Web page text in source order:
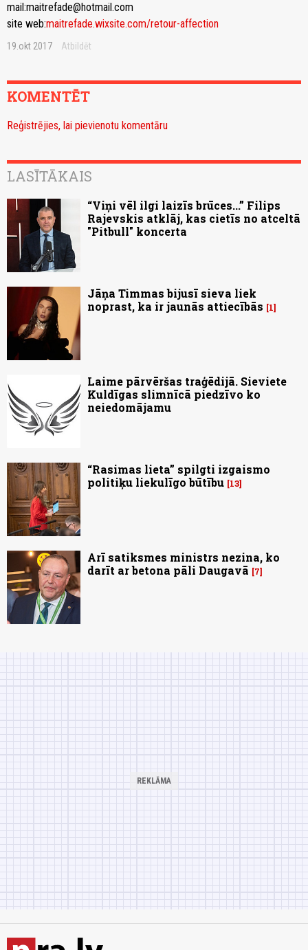
mail:maitrefade@hotmail.com
site web:maitrefade.wixsite.com/retour-affection
19.okt 2017 Atbildēt
KOMENTĒT
Reģistrējies, lai pievienotu komentāru
LASĪTĀKAIS
“Viņi vēl ilgi laizīs brūces...” Filips
Rajevskis atklāj, kas cietīs no atceltā
"Pitbull" koncerta
Jāņa Timmas bijusī sieva liek
noprast, ka ir jaunās attiecībās
1
Laime pārvēršas traģēdijā. Sieviete
Kuldīgas slimnīcā piedzīvo ko
neiedomājamu
“Rasimas lieta” spilgti izgaismo
politiķu liekulīgo būtību 13
Arī satiksmes ministrs nezina, ko
darīt ar betona pāli Daugavā
7